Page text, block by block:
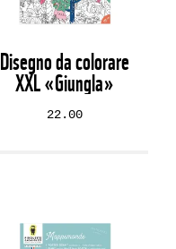
Disegno da colorare
XXL «Giungla»
22.00